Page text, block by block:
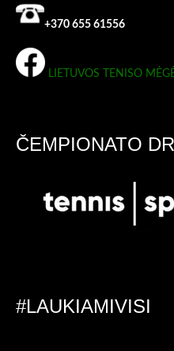
+370 655 61556
LIETUVOS TENISO
ČEMPIONATO
#LAUKIAMIVISI